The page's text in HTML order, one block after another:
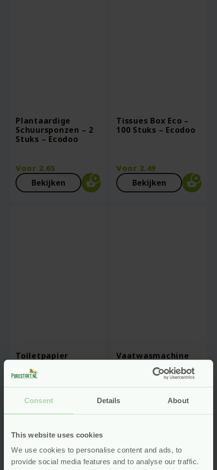
Consent Details About
This website uses cookies
We use cookies to personalise content and ads, to
provide social media features and to analyse our traffic.
Plantaardige
Schuursponzen – 2
Stuks – Ecodoo
Voor 2.65
Bekijken
Tissues Box Eco –
100 Stuks – Ecodoo
Voor 2.49
Bekijken
Toiletpapier
Rollen – Ecodoo
Voor5.35
Bekijken
Vaatwasmachine
Gel – 1 Liter –